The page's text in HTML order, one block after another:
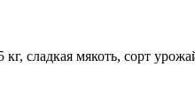
сладкая мякоть, сорт